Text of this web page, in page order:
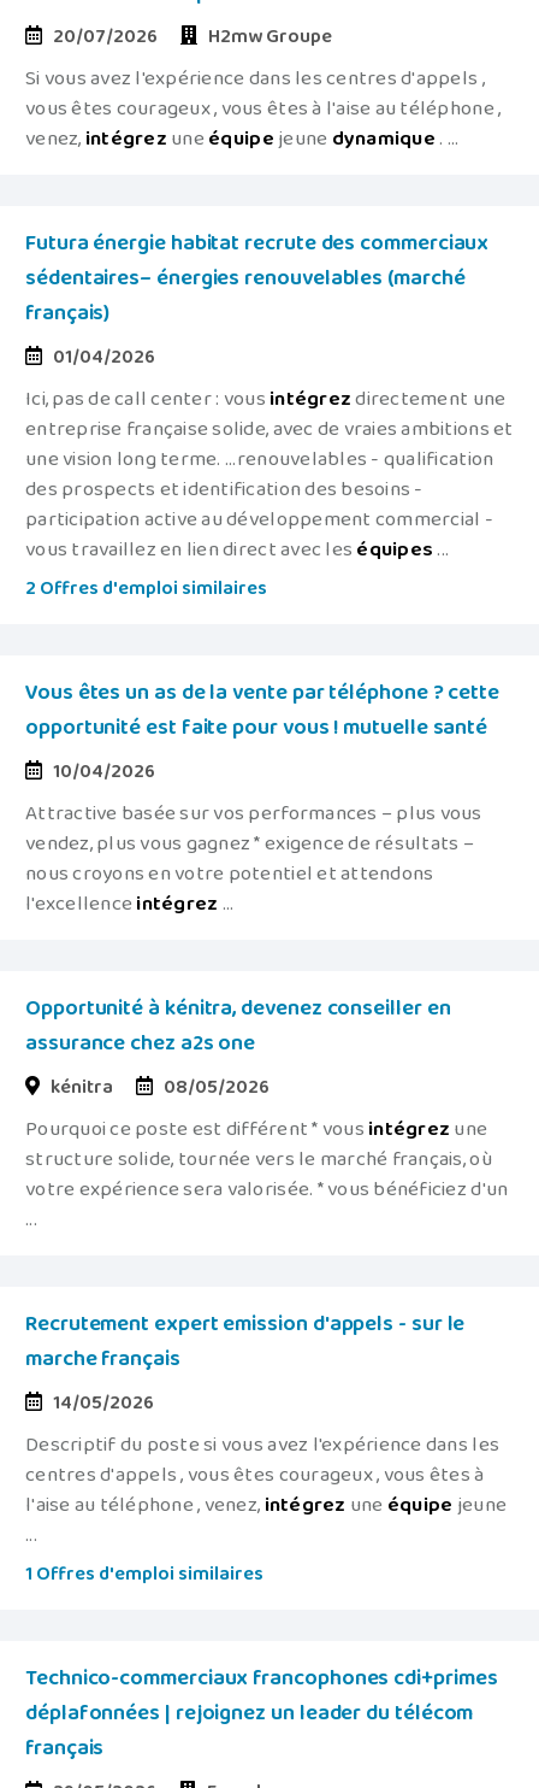
20/07/2026 H2mw Groupe
Si vous avez l'expérience dans les centres d'appels ,
vous êtes courageux , vous êtes à l'aise au téléphone ,
venez,intégrezuneéquipejeune dynamique. ...
Futura énergie habitat recrute des commerciaux
sédentaires– énergies renouvelables (marché
français)
01/04/2026
Ici, pas de call center : vousintégrezdirectement une
entreprise française solide, avec de vraies ambitions et
une vision long terme. ...renouvelables - qualification
des prospects et identification des besoins -
participation active au développement commercial -
vous travaillez en lien direct avec leséquipes...
2 Offres d'emploi similaires
Vous êtes un as de la vente par téléphone ? cette
opportunité est faite pour vous ! mutuelle santé
10/04/2026
Attractive basée sur vos performances – plus vous
vendez, plus vous gagnez * exigence de résultats –
nous croyons en votre potentiel et attendons
l'excellenceintégrez ...
Opportunité à kénitra, devenez conseiller en
assurance chez a2s one
kénitra 08/05/2026
Pourquoi ce poste est différent * vousintégrezune
structure solide, tournée vers le marché français, où
votre expérience sera valorisée. * vous bénéficiez d'un
...
Recrutement expert emission d'appels - sur le
marche français
14/05/2026
Descriptif du poste si vous avez l'expérience dans les
centres d'appels , vous êtes courageux , vous êtes à
l'aise au téléphone , venez,intégrez une équipejeune
...
1 Offres d'emploi similaires
Technico-commerciaux francophones cdi+primes
déplafonnées | rejoignez un leader du télécom
français